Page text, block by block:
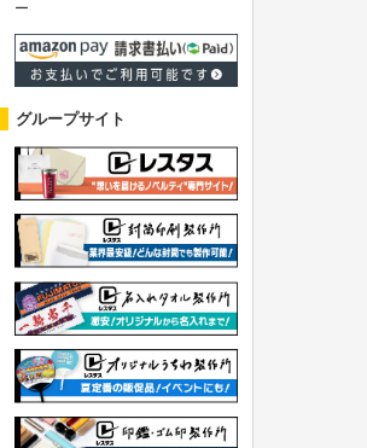
ー
グループサイト